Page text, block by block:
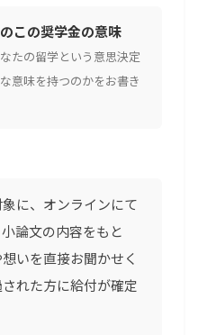
この奨学金の意味
たの留学という意思決定
意味を持つのかをお書き
に、オンラインにて
論文の内容をもと
いを直接お聞かせく
れた方に給付が確定